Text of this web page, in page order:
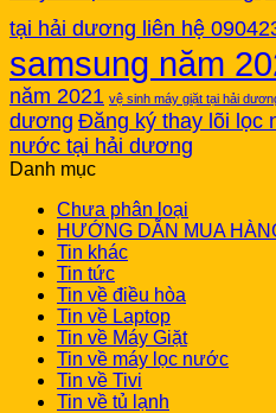
tại hải dương liên hệ
samsung năm
năm 2021 vệ sinh máy giặt tại hải
dương Đăng ký thay lõi lọc
nước tại hải dương
Danh mục
Chưa phân loại
HƯỚNG DẪN MUA
Tin khác
Tin tức
Tin về điều hòa
Tin về Laptop
Tin về Máy Giặt
Tin về máy lọc nước
Tin về Tivi
Tin về tủ lạnh